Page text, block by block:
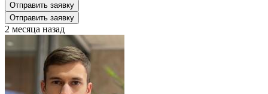
Отправить заявку
Отправить заявку
2 месяца назад